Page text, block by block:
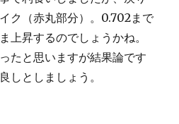
ク（赤丸部分）。0.702まで
上昇するのでしょうかね。
たと思いますが結果論です
しとしましょう。